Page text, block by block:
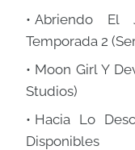
Abriendo El
Temporada 2
Moon Girl Y
Studios)
Hacia Lo
Disponibles